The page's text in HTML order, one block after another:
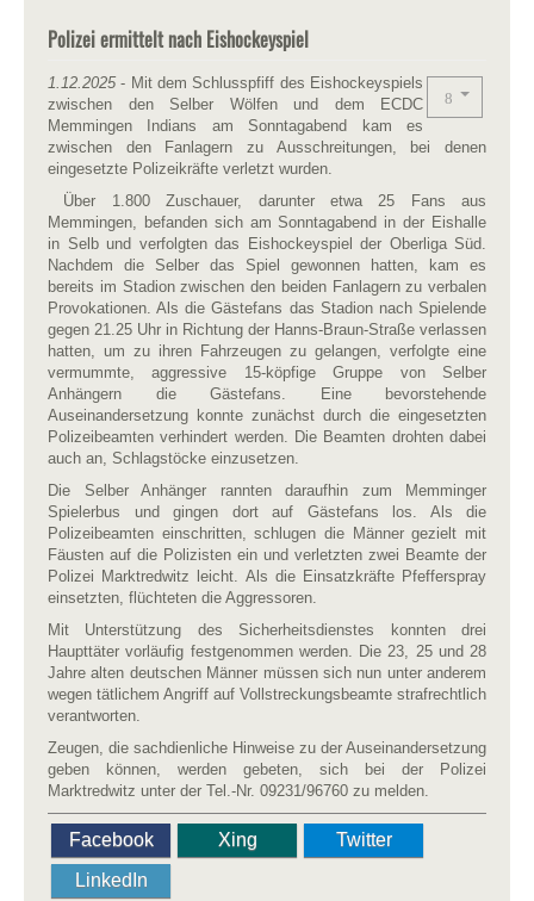
Polizei ermittelt nach Eishockeyspiel
1.12.2025 - Mit dem Schlusspfiff des Eishockeyspiels
zwischen den Selber Wölfen und dem ECDC
Memmingen Indians am Sonntagabend kam es
zwischen den Fanlagern zu Ausschreitungen, bei denen
eingesetzte Polizeikräfte verletzt wurden.
Über 1.800 Zuschauer, darunter etwa 25 Fans aus
Memmingen, befanden sich am Sonntagabend in der Eishalle
in Selb und verfolgten das Eishockeyspiel der Oberliga Süd.
Nachdem die Selber das Spiel gewonnen hatten, kam es
bereits im Stadion zwischen den beiden Fanlagern zu verbalen
Provokationen. Als die Gästefans das Stadion nach Spielende
gegen 21.25 Uhr in Richtung der Hanns-Braun-Straße verlassen
hatten, um zu ihren Fahrzeugen zu gelangen, verfolgte eine
vermummte, aggressive 15-köpfige Gruppe von Selber
Anhängern die Gästefans. Eine bevorstehende
Auseinandersetzung konnte zunächst durch die eingesetzten
Polizeibeamten verhindert werden. Die Beamten drohten dabei
auch an, Schlagstöcke einzusetzen.
Die Selber Anhänger rannten daraufhin zum Memminger
Spielerbus und gingen dort auf Gästefans los. Als die
Polizeibeamten einschritten, schlugen die Männer gezielt mit
Fäusten auf die Polizisten ein und verletzten zwei Beamte der
Polizei Marktredwitz leicht. Als die Einsatzkräfte Pfefferspray
einsetzten, flüchteten die Aggressoren.
Mit Unterstützung des Sicherheitsdienstes konnten drei
Haupttäter vorläufig festgenommen werden. Die 23, 25 und 28
Jahre alten deutschen Männer müssen sich nun unter anderem
wegen tätlichem Angriff auf Vollstreckungsbeamte strafrechtlich
verantworten.
Zeugen, die sachdienliche Hinweise zu der Auseinandersetzung
geben können, werden gebeten, sich bei der Polizei
Marktredwitz unter der Tel.-Nr. 09231/96760 zu melden.
Facebook Xing
Twitter
LinkedIn